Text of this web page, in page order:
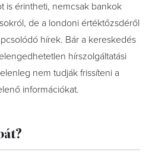
is érintheti, nemcsak bankok
de a londoni értéktőzsdéről
hírek. Bár a kereskedés
hírszolgáltatási
nem tudják frissíteni a
információkat.